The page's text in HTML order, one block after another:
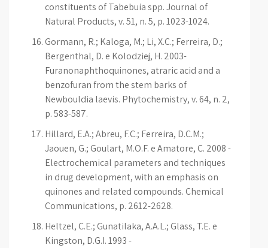
constituents of Tabebuia spp. Journal of
Natural Products, v. 51, n. 5, p. 1023-1024.
Gormann, R.; Kaloga, M.; Li, X.C.; Ferreira, D.;
Bergenthal, D. e Kolodziej, H. 2003-
Furanonaphthoquinones, atraric acid and a
benzofuran from the stem barks of
Newbouldia laevis. Phytochemistry, v. 64, n. 2,
p. 583-587.
Hillard, E.A.; Abreu, F.C.; Ferreira, D.C.M.;
Jaouen, G.; Goulart, M.O.F. e Amatore, C. 2008 -
Electrochemical parameters and techniques
in drug development, with an emphasis on
quinones and related compounds. Chemical
Communications, p. 2612-2628.
Heltzel, C.E.; Gunatilaka, A.A.L.; Glass, T.E. e
Kingston, D.G.I. 1993 -